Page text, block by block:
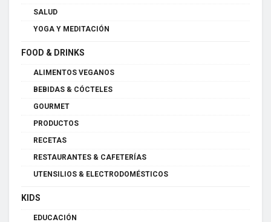
SALUD
YOGA Y MEDITACIÓN
FOOD & DRINKS
ALIMENTOS VEGANOS
BEBIDAS & CÓCTELES
GOURMET
PRODUCTOS
RECETAS
RESTAURANTES & CAFETERÍAS
UTENSILIOS & ELECTRODOMÉSTICOS
KIDS
EDUCACIÓN